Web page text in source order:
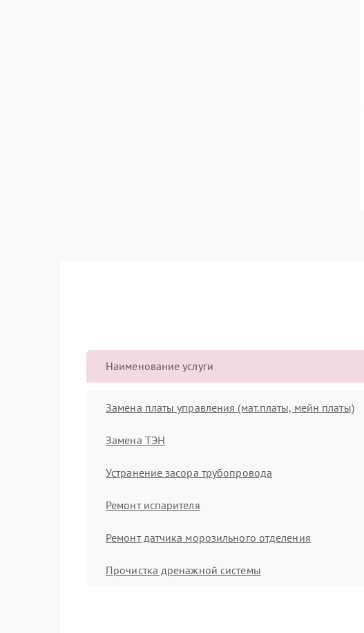
Наименование услуги
Замена платы управления (мат.платы, мейн платы)
Замена ТЭН
Устранение засора трубопровода
Ремонт испарителя
Ремонт датчика морозильного отделения
Прочистка дренажной системы